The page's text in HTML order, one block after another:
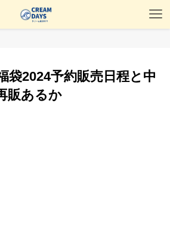
袋2024予約販売日程と中
販あるか